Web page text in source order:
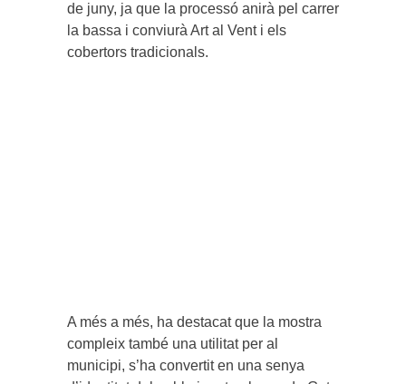
de juny, ja que la processó anirà pel carrer
la bassa i conviurà Art al Vent i els
cobertors tradicionals.
A més a més, ha destacat que la mostra
compleix també una utilitat per al
municipi, s’ha convertit en una senya